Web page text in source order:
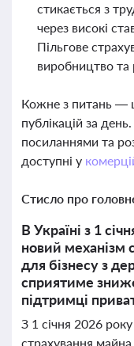
стикається з
через високі
Пільгове
виробництво та
Кожне з питань —
публікацій за
посиланнями та
доступні у
Стисло про
В Україні з 1
новий механізм
для бізнесу з
сприятиме
підтримці
З 1 січня 2026
страхування майна